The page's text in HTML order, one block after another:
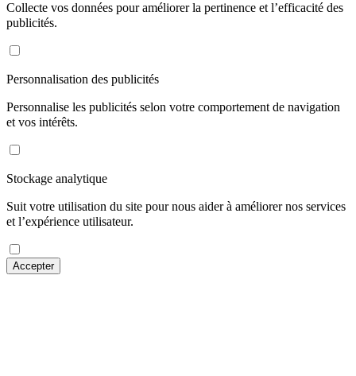
Collecte vos données pour améliorer la pertinence et l’efficacité des
publicités.
Personnalisation des publicités
Personnalise les publicités selon votre comportement de navigation
et vos intérêts.
Stockage analytique
Suit votre utilisation du site pour nous aider à améliorer nos services
et l’expérience utilisateur.
Accepter